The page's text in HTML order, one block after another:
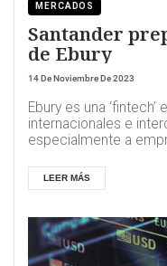
MERCADOS
Santander
de Ebury
14 De Noviembre De 2023
Ebury es una
internacionales e
especialmente a
LEER MÁS